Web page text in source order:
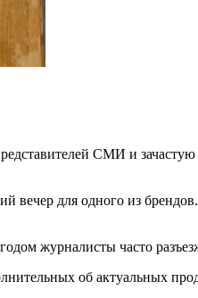
СМИ и
для одного из
журналисты часто
об актуальных